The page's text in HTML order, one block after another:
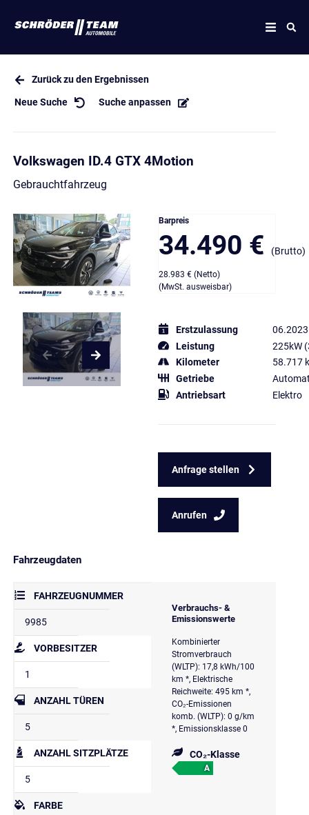
Zurück zu den Ergebnissen
Neue Suche Suche anpassen
Volkswagen ID.4 GTX 4Motion
Gebrauchtfahrzeug
Barpreis
34.490 € (Brutto)
28.983 € (Netto)
(MwSt. ausweisbar)
Erstzulassung
06.2023
Leistung
225kW
Kilometer
58.717
Getriebe
Antriebsart
Elektro
Anfrage stellen
Anrufen
Fahrzeugdaten
FAHRZEUGNUMMER
9985
VORBESITZER
1
ANZAHL TÜREN
5
ANZAHL SITZPLÄTZE
5
FARBE
Verbrauchs- &
Emissionswerte
Kombinierter
Stromverbrauch
(WLTP): 17,8 kWh/100
km *, Elektrische
Reichweite: 495 km *,
CO₂-Emissionen
komb. (WLTP): 0 g/km
*, Emissionsklasse 0
CO₂-Klasse
A